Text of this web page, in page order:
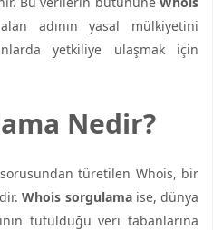
adının yasal mülkiyetini
yetkiliye ulaşmak için
Nedir?
türetilen Whois, bir
Whois sorgulamaise, dünya
tutulduğu veri tabanlarına